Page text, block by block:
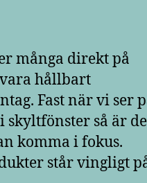
många direkt på
hållbart
Fast när vi ser
skyltfönster så är
komma i fokus.
står vingligt